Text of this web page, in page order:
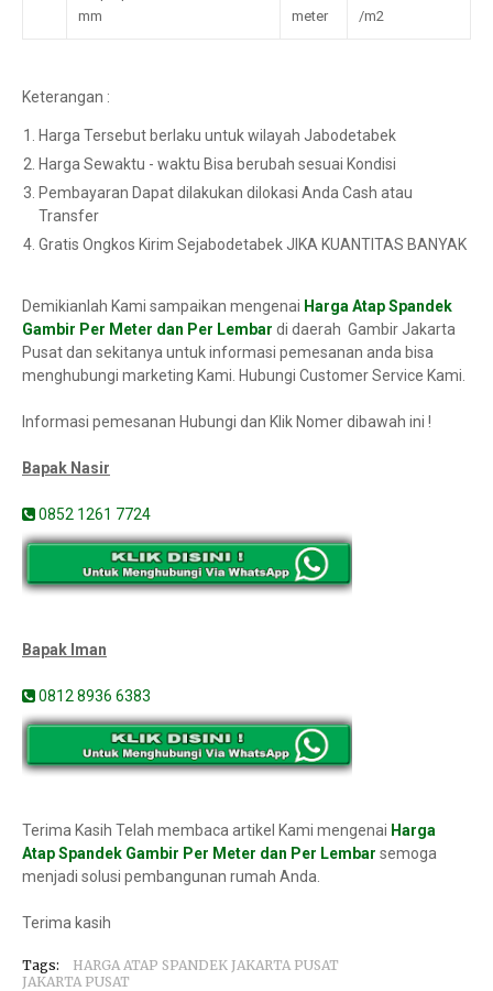
mm
meter
/m2
Keterangan :
Harga Tersebut berlaku untuk wilayah Jabodetabek
Harga Sewaktu - waktu Bisa berubah sesuai Kondisi
Pembayaran Dapat dilakukan dilokasi Anda Cash atau
Transfer
Gratis Ongkos Kirim Sejabodetabek JIKA KUANTITAS BANYAK
Demikianlah Kami sampaikan mengenai Harga Atap Spandek
Gambir Per Meter dan Per Lembar di daerah Gambir Jakarta
Pusat dan sekitanya untuk informasi pemesanan anda bisa
menghubungi marketing Kami. Hubungi Customer Service Kami.
Informasi pemesanan Hubungi dan Klik Nomer dibawah ini !
Bapak Nasir
0852 1261 7724
Bapak Iman
0812 8936 6383
Terima Kasih Telah membaca artikel Kami mengenai Harga
Atap Spandek Gambir Per Meter dan Per Lembar semoga
menjadi solusi pembangunan rumah Anda.
Terima kasih
Tags:
HARGA ATAP SPANDEK JAKARTA PUSAT
JAKARTA PUSAT